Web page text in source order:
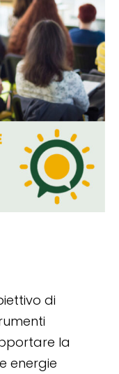
di
la
energie